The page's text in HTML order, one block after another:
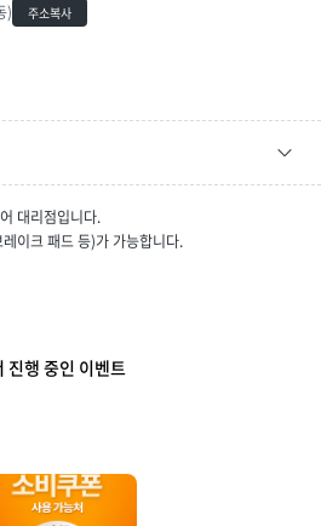
) 주소복사
10(월), 08/11(화), 08/12(수), 08/13(목)
대리점입니다.
이크 패드 등)가 가능합니다.
진행 중인 이벤트